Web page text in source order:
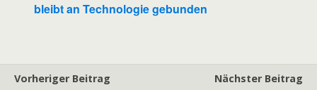
bleibt an Technologie gebunden
Vorheriger Beitrag
Nächster Beitrag